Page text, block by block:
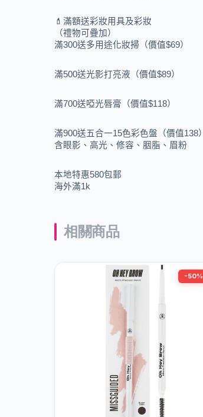
💄滿額送彩妝用具及彩妝
（禮物可疊加）
滿300送多用途化妝掃（價值$69）
滿500送光影打亮液（價值$89）
滿700送啞光唇膏（價值$118）
滿900送五合一15⾊彩⾊盤（價值138）
含眼影、高光、修容、胭脂、眉粉
本地特惠580包郵
海外滿1k
相關商品
-50%